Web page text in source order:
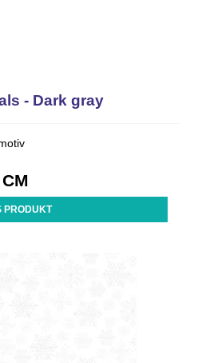
- Dark gray
PRODUKT